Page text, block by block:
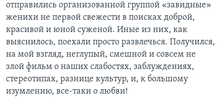
отправились организованной группой «завидные»
женихи не первой свежести в поисках доброй,
красивой и юной суженой. Иные из них, как
выяснилось, поехали просто развлечься. Получился,
на мой взгляд, неглупый, смешной и совсем не
злой фильм о наших слабостях, заблуждениях,
стереотипах, разнице культур, и, к большому
изумлению, все-таки о любви!